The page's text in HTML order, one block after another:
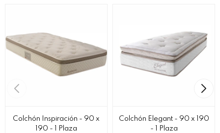
Colchón Inspiración - 90 x
190 - 1 Plaza
Colchón Elegant - 90 x 190
- 1 Plaza